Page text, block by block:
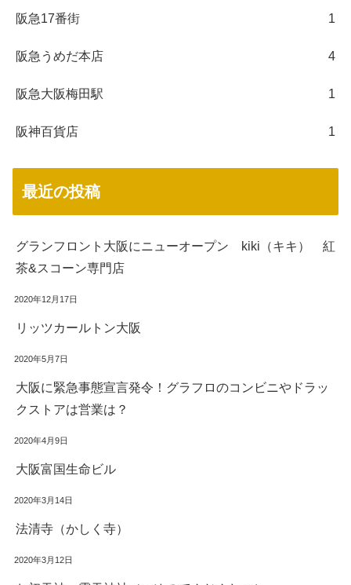
阪急17番街 1
阪急うめだ本店 4
阪急大阪梅田駅 1
阪神百貨店 1
最近の投稿
グランフロント大阪にニューオープン kiki（キキ） 紅
茶&スコーン専門店
2020年12月17日
リッツカールトン大阪
2020年5月7日
大阪に緊急事態宣言発令！グラフロのコンビニやドラッ
クストアは営業は？
2020年4月9日
大阪富国生命ビル
2020年3月14日
法清寺（かしく寺）
2020年3月12日